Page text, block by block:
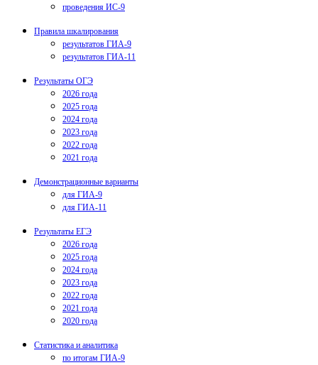
проведения ИС-9
Правила шкалирования
результатов ГИА-9
результатов ГИА-11
Результаты ОГЭ
2026 года
2025 года
2024 года
2023 года
2022 года
2021 года
Демонстрационные варианты
для ГИА-9
для ГИА-11
Результаты ЕГЭ
2026 года
2025 года
2024 года
2023 года
2022 года
2021 года
2020 года
Статистика и аналитика
по итогам ГИА-9